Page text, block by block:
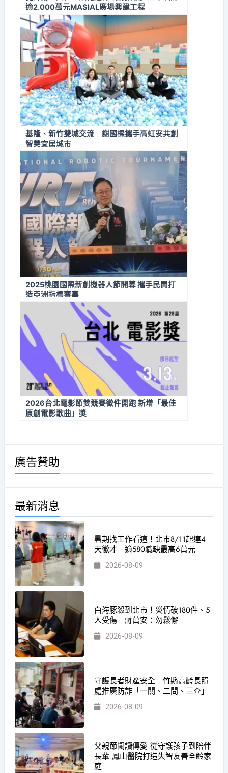
逾2,000萬元MASIAL廣場興建工程
基隆、新竹雙城交流 謝國樑攜手高虹安共創
智慧宜居城市
2025桃園國際新創機器人節開幕 攜手民間打
造亞洲指標賽事
2026台北電影節雙競賽徵件開跑 新增「最佳
原創電影歌曲」獎
廣告贊助
最新消息
暑期找工作看這！北市8/11起連4
天徵才 逾580職缺最高6萬元
2026-08-09
白海豚殺到北市！災情破180件、5
人受傷 蔣萬安：勿鬆懈
2026-08-09
守護長者財產安全 竹縣高齡長照
處推廣防詐「一關、二問、三查」
2026-08-09
父親節閱讀傳愛 從守護孩子到陪伴
長輩 鳳山醫院打造失智友善全齡家
庭